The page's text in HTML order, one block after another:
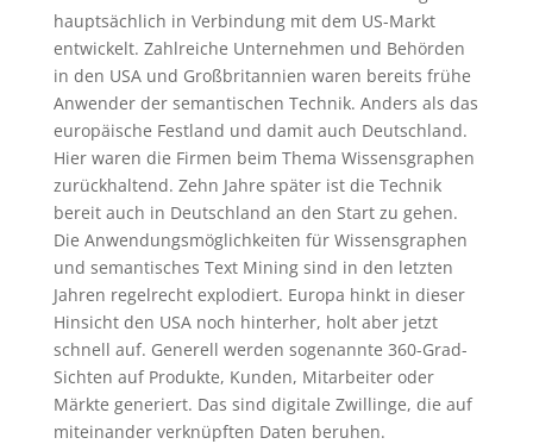
hauptsächlich in Verbindung mit dem US-Markt
entwickelt. Zahlreiche Unternehmen und Behörden
in den USA und Großbritannien waren bereits frühe
Anwender der semantischen Technik. Anders als das
europäische Festland und damit auch Deutschland.
Hier waren die Firmen beim Thema Wissensgraphen
zurückhaltend. Zehn Jahre später ist die Technik
bereit auch in Deutschland an den Start zu gehen.
Die Anwendungsmöglichkeiten für Wissensgraphen
und semantisches Text Mining sind in den letzten
Jahren regelrecht explodiert. Europa hinkt in dieser
Hinsicht den USA noch hinterher, holt aber jetzt
schnell auf. Generell werden sogenannte 360-Grad-
Sichten auf Produkte, Kunden, Mitarbeiter oder
Märkte generiert. Das sind digitale Zwillinge, die auf
miteinander verknüpften Daten beruhen.